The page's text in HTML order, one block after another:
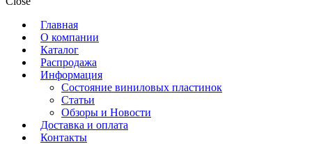
Главная
О компании
Каталог
Распродажа
Информация
Состояние виниловых пластинок
Статьи
Обзоры и Новости
Доставка и оплата
Контакты